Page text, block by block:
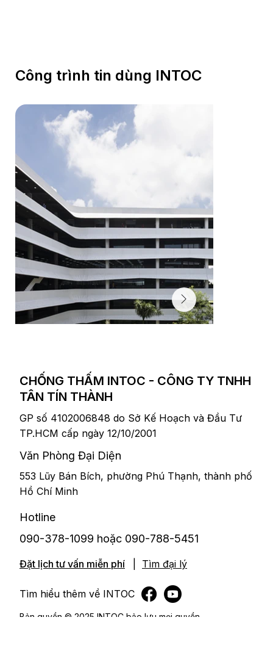
Công trình tin dùng INTOC
F-Town 3 (FPT Software)
hơn 10.000 m2 tầng hầm
CHỐNG THẤM INTOC - CÔNG TY TNHH
TÂN TÍN THÀNH
GP số 4102006848 do Sở Kế Hoạch và Đầu Tư
TP.HCM cấp ngày 12/10/2001
​Văn Phòng Đại Diện
553 Lũy Bán Bích, phường Phú Thạnh, thành phố
Hồ Chí Minh
Hotline
090-378-1099 hoặc 090-788-5451
Đặt lịch tư vấn miễn phí Tìm đại lý
Tìm hiểu thêm về INTOC
Bản quyền © 2025 INTOC bảo lưu mọi quyền.